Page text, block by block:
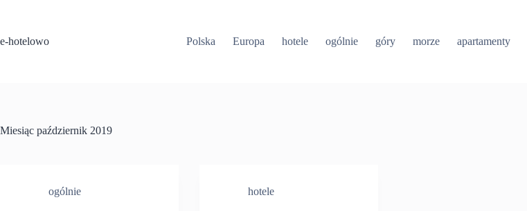
e-hotelowo
Polska Europa hotele ogólnie góry morze apartamenty
Miesiąc październik 2019
ogólnie hotele